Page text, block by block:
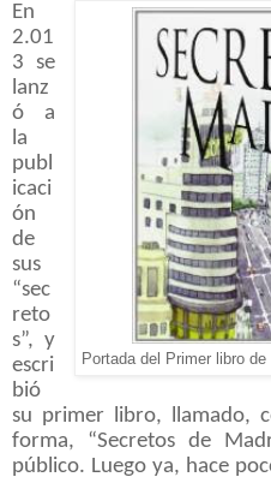
Portada del Primer libro
En
2.01
3 se
lanz
ó a
la
publ
icaci
ón
de
sus
“sec
reto
s”, y
escri
bió
su primer libro, llamado,
forma, “Secretos de
público. Luego ya, hace